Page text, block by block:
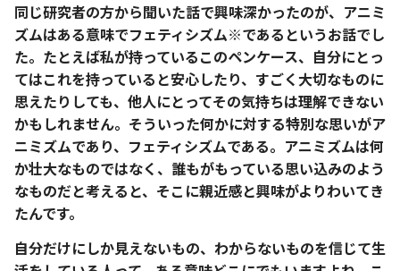
同じ研究者の方から聞いた話で興味深かったのが、アニミ
ズムはある意味でフェティシズム※であるというお話でし
た。たとえば私が持っているこのペンケース、自分にとっ
てはこれを持っていると安心したり、すごく大切なものに
思えたりしても、他人にとってその気持ちは理解できない
かもしれません。そういった何かに対する特別な思いがア
ニミズムであり、フェティシズムである。アニミズムは何
か壮大なものではなく、誰もがもっている思い込みのよう
なものだと考えると、そこに親近感と興味がよりわいてき
たんです。
自分だけにしか見えないもの、わからないものを信じて生